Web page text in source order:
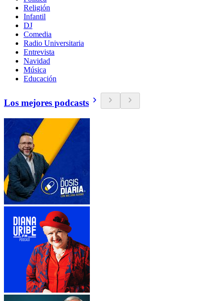
Religión
Infantil
DJ
Comedia
Radio Universitaria
Entrevista
Navidad
Música
Educación
Los mejores podcasts